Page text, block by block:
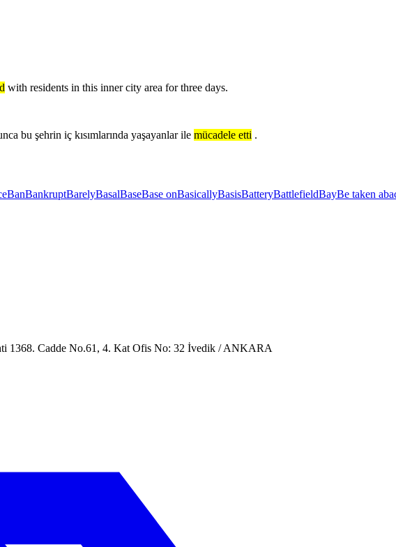
with residents in this inner city area for three days.
bu şehrin iç kısımlarında yaşayanlar ile mücadele etti .
BanBankruptBarelyBasalBaseBase onBasicallyBasisBatteryBattlefieldBayBe taken
1368. Cadde No.61, 4. Kat Ofis No: 32 İvedik / ANKARA